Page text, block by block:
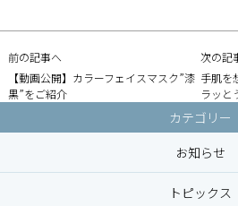
前の記事へ
【動画公開】カラーフェイスマスク”漆
黒”をご紹介
次の記
手肌を
ラッと
カテゴリー
お知らせ
トピックス